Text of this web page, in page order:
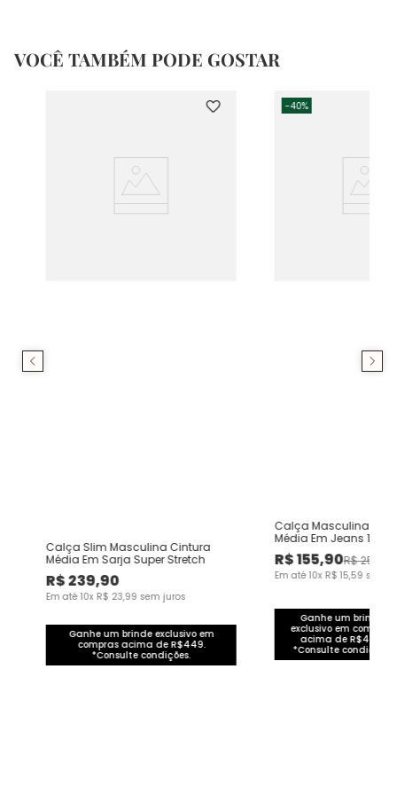
VOCÊ TAMBÉM PODE GOSTAR
Calça Slim Masculina Cintura
Média Em Sarja Super Stretch
R$239,90
Em até10xR$ 23,99 sem juros
Ganhe um brinde exclusivo em
compras acima de R$449.
*Consulte condições.
-40%
Calça Masculina
Média Em Jeans
R$155,90R$259
Em até10x R$ 15,59 sem
Ganhe um brinde
exclusivo em compras
acima de R$449.
*Consulte condições.